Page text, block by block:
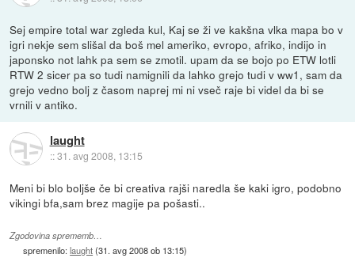
Sej empire total war zgleda kul, Kaj se ži ve kakšna vlka mapa bo v
igri nekje sem slišal da boš mel ameriko, evropo, afriko, indijo in
japonsko not lahk pa sem se zmotil. upam da se bojo po ETW lotli
RTW 2 sicer pa so tudi namignili da lahko grejo tudi v ww1, sam da
grejo vedno bolj z časom naprej mi ni vseč raje bi videl da bi se
vrnili v antiko.
laught
::31. avg 2008, 13:15
Meni bi blo boljše če bi creativa rajši naredla še kaki igro, podobno
vikingi bfa,sam brez magije pa pošasti..
Zgodovina sprememb…
spremenilo:laught(31. avg 2008 ob 13:15)